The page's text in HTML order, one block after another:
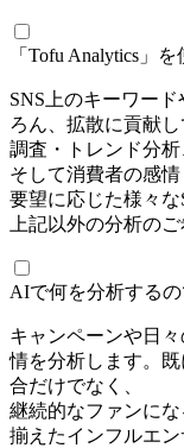
「Tofu Analytics」
SNS上のキーワー
ろん、拡散に貢献
調査・トレンド分析
そして消費者の感
要望に応じた様々な
上記以外の分析の
AIで何を分析する
キャンペーンや日
情を分析します。
合だけでなく、
継続的なファンに
揃えたインフルエ